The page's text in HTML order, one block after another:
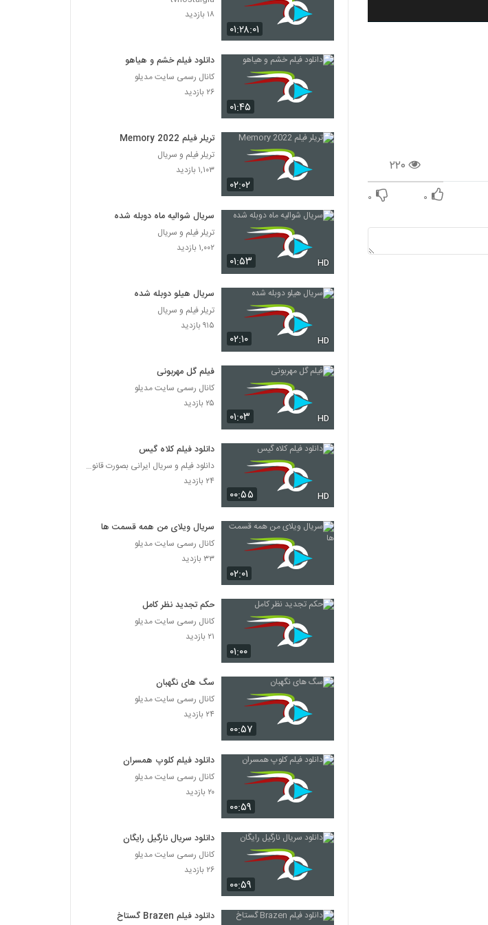
۲۲۰
۰ ۰
۰۱:۲۸:۰۱
۱۸ بازدید
۰۱:۴۵
دانلود فیلم خشم و هیاهو
کانال رسمی سایت مدیلو
۲۶ بازدید
۰۲:۰۲
تریلر فیلم Memory 2022
تریلر فیلم و سریال
۱,۱۰۳ بازدید
۰۱:۵۳ HD
سریال شوالیه ماه دوبله شده
تریلر فیلم و سریال
۱,۰۰۲ بازدید
۰۲:۱۰ HD
سریال هیلو دوبله شده
تریلر فیلم و سریال
۹۱۵ بازدید
۰۱:۰۳ HD
فیلم گل مهربونی
کانال رسمی سایت مدیلو
۲۵ بازدید
۰۰:۵۵ HD
دانلود فیلم کلاه گیس
دانلود فیلم و سریال ایرانی بصورت قانونی
۲۴ بازدید
۰۲:۰۱
سریال ویلای من همه قسمت ها
کانال رسمی سایت مدیلو
۳۳ بازدید
۰۱:۰۰
حکم تجدید نظر کامل
کانال رسمی سایت مدیلو
۲۱ بازدید
۰۰:۵۷
سگ های نگهبان
کانال رسمی سایت مدیلو
۲۴ بازدید
۰۰:۵۹
دانلود فیلم کلوپ همسران
کانال رسمی سایت مدیلو
۲۰ بازدید
۰۰:۵۹
دانلود سریال نارگیل رایگان
کانال رسمی سایت مدیلو
۲۶ بازدید
دانلود فیلم Brazen گستاخ